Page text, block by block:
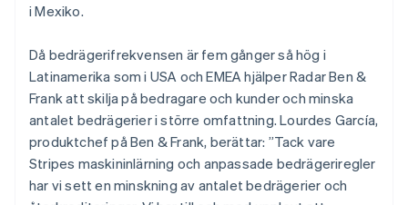
i Mexiko.
Då bedrägerifrekvensen är fem gånger så hög i
Latinamerika som i USA och EMEA hjälper Radar Ben &
Frank att skilja på bedragare och kunder och minska
antalet bedrägerier i större omfattning. Lourdes García,
produktchef på Ben & Frank, berättar: ”Tack vare
Stripes maskininlärning och anpassade bedrägeriregler
har vi sett en minskning av antalet bedrägerier och